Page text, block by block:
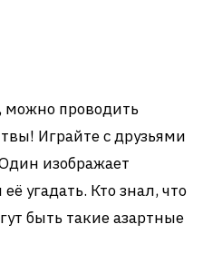
проводить
Играйте с друзьями
изображает
угадать. Кто знал, что
быть такие азартные